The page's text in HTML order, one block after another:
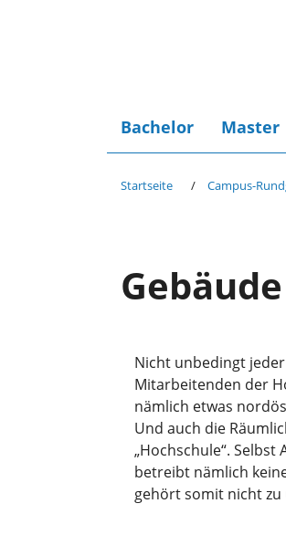
Bachelor Master
Startseite Campus-
Nicht unbedingt
Mitarbeitenden der
nämlich etwas
Und auch die
„Hochschule“.
betreibt nämlich
gehört somit nicht zu